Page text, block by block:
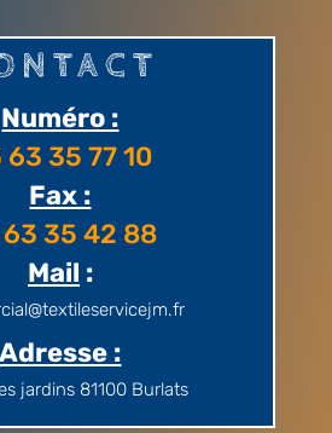
Numéro :
63 35 77 10
Fax :
35 42 88
Mail :
Adresse :
jardins 81100 Burlats